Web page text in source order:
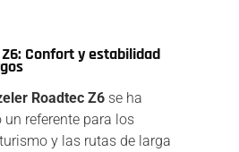
Confort y estabilidad
Roadtec Z6 se ha
referente para los
y las rutas de larga